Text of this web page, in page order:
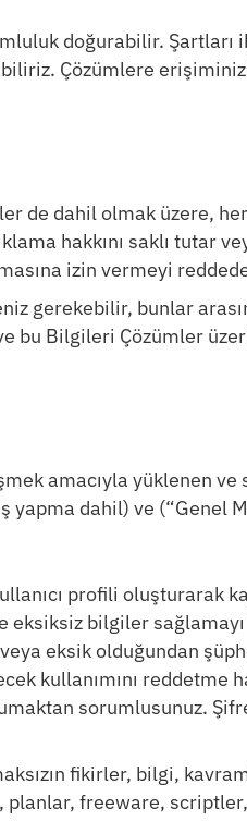
doğurabilir. Şartları
Çözümlere
de dahil olmak üzere,
hakkını saklı tutar
izin vermeyi
gerekebilir, bunlar
bu Bilgileri Çözümler
amacıyla yüklenen
yapma dahil) ve
profili oluşturarak
bilgiler
eksik olduğundan
kullanımını
sorumlusunuz.
fikirler, bilgi,
freeware,